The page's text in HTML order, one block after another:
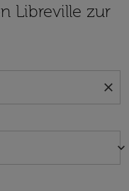
Libreville zur
close
keyboard_arrow_down